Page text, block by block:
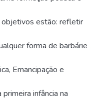
objetivos estão: refletir
forma de barbárie
Emancipação e
infância na